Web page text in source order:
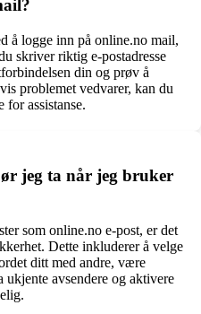
å logge inn på online.no mail,
skriver riktig e-postadresse
din og prøv å
problemet vedvarer, kan du
for assistanse.
jeg ta når jeg bruker
som online.no e-post, er det
Dette inkluderer å velge
ditt med andre, være
avsendere og aktivere